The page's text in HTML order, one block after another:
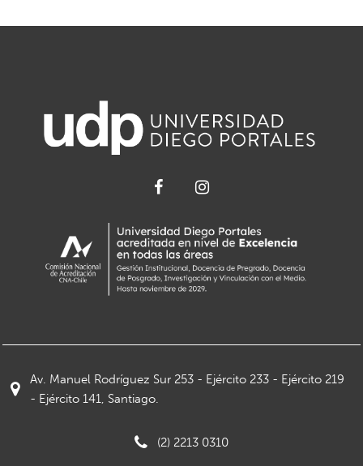
Av. Manuel Rodríguez Sur 253 - Ejército 233 - Ejército 219
- Ejército 141, Santiago.
(2) 2213 0310